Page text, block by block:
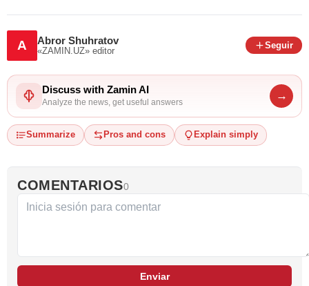
A Abror Shuhratov
«ZAMIN.UZ» editor
Seguir
Discuss with Zamin AI
Analyze the news, get useful answers
→
Summarize Pros and cons Explain simply
COMENTARIOS0
Enviar